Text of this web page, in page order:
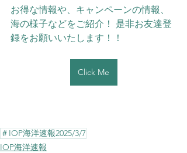
お得な情報や、キャンペーンの情報、
海の様子などをご紹介！ 是非お友達登
録をお願いいたします！！
Click Me
＃IOP海洋速報2025/3/7
IOP海洋速報